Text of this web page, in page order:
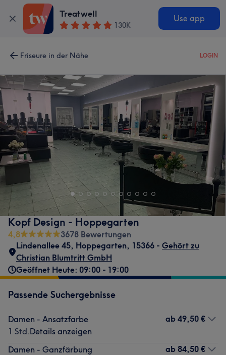
Treatwell
130K
Use app
Friseure in der Nähe LOGIN
Kopf Design - Hoppegarten
4,8
3678 Bewertungen
Lindenallee 45, Hoppegarten, 15366 - Gehört zu
Christian Blumtritt GmbH
Geöffnet Heute: 09:00 - 19:00
Passende Suchergebnisse
Damen - Ansatzfarbe
1 Std.Details anzeigen
ab 49,50 €
Damen - Ganzfärbung
ab 84,50 €